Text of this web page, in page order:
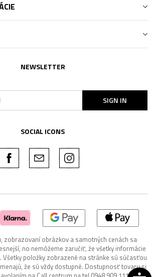
NEWSLETTER
SIGN IN
SOCIAL ICONS
zobrazovaní obrázkov a samotných cenách sa
no nemôžeme zaručiť, že všetky informácie
Všetky položky zobrazené na stránke sú súčasťou
že sú vždy dostupné. Dostupnosť tovaru si